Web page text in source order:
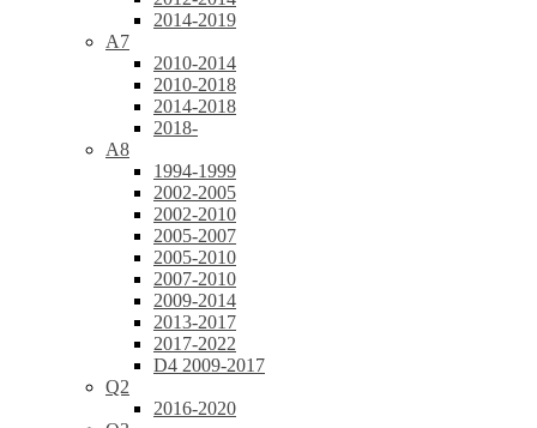
2014-2019
A7
2010-2014
2010-2018
2014-2018
2018-
A8
1994-1999
2002-2005
2002-2010
2005-2007
2005-2010
2007-2010
2009-2014
2013-2017
2017-2022
D4 2009-2017
Q2
2016-2020